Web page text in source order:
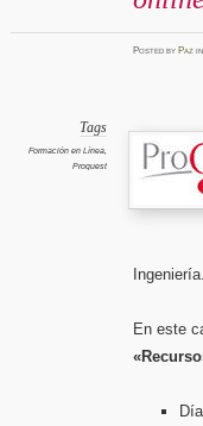
PostedbyPaz
Tags
Formación en Línea,
Proquest
En este